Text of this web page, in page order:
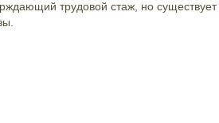
трудовой стаж, но